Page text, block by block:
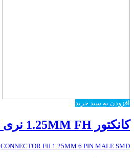
افزودن به سبد خرید
کانکتور 1.25MM FH نری 6 پین SMD
CONNECTOR FH 1.25MM 6 PIN MALE SMD